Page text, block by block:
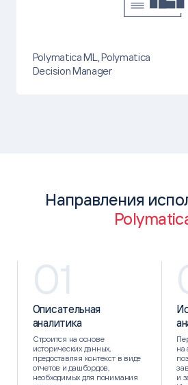
Polymatica ML, Polymatica
Decision Manager
Направления
01
Описательная
аналитика
Строится на основе
исторических данных,
предоставляя контекст в виде
отчетов и дашбордов,
необходимых для понимания
на
и